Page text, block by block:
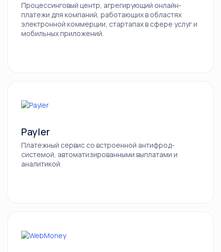
Процессинговый центр, агрегирующий онлайн-
платежи для компаний, работающих в областях
электронной коммерции, стартапах в сфере услуг и
мобильных приложений.
Payler
Платежный сервис со встроенной антифрод-
системой, автоматизированными выплатами и
аналитикой.